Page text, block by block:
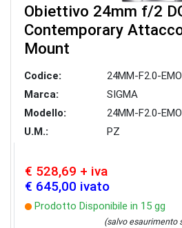
Obiettivo 24mm f/2
Contemporary
Mount
Codice:
24MM-F2.0-
Marca:
SIGMA
Modello:
24MM-F2.0-
U.M.:
PZ
€ 528,69 + iva
€ 645,00 ivato
Prodotto Disponibile in 15 gg
(salvo esaurimento